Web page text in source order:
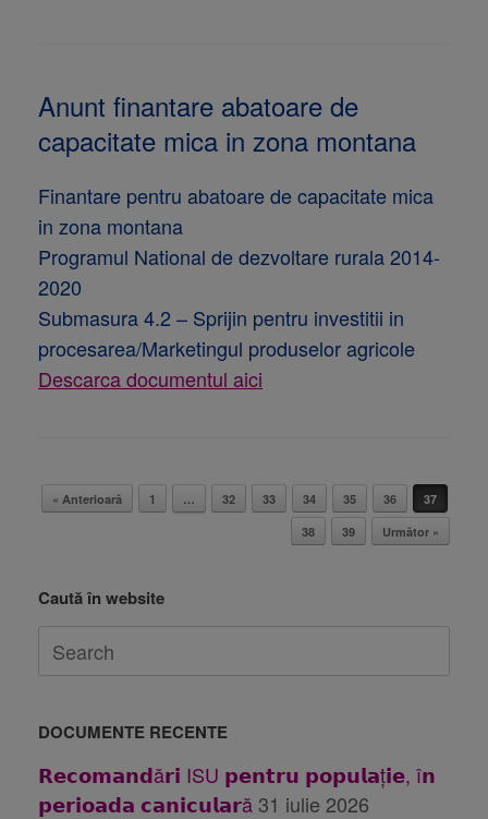
Anunt finantare abatoare de
capacitate mica in zona montana
Finantare pentru abatoare de capacitate mica
in zona montana
Programul National de dezvoltare rurala 2014-
2020
Submasura 4.2 – Sprijin pentru investitii in
procesarea/Marketingul produselor agricole
Descarca documentul aici
Post navigation
« Anterioară 1 … 32 33 34 35 36
37
38
39 Următor »
Caută în website
DOCUMENTE RECENTE
𝗥𝗲𝗰𝗼𝗺𝗮𝗻𝗱ă𝗿𝗶 ISU 𝗽𝗲𝗻𝘁𝗿𝘂 𝗽𝗼𝗽𝘂𝗹𝗮ț𝗶𝗲, î𝗻
𝗽𝗲𝗿𝗶𝗼𝗮𝗱𝗮 𝗰𝗮𝗻𝗶𝗰𝘂𝗹𝗮𝗿ă31 iulie 2026